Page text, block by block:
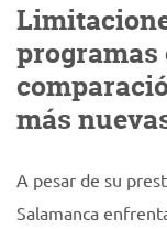
programas
más
A pesar de su
Salamanca